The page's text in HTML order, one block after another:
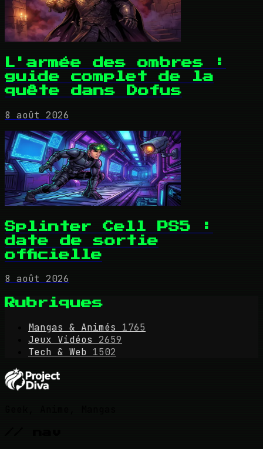
L'armée des ombres :
guide complet de la
quête dans Dofus
8 août 2026
Splinter Cell PS5 :
date de sortie
officielle
8 août 2026
Rubriques
Mangas & Animés
1765
Jeux Vidéos
2659
Tech & Web 1502